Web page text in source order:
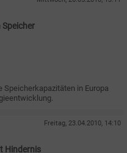
Speicherkapazitäten in Europa
Freitag, 23.04.2010, 14:10
Hindernis